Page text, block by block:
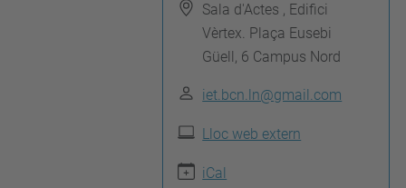
Sala d'Actes , Edifici
Vèrtex. Plaça Eusebi
Güell, 6 Campus Nord
iet.bcn.ln@gmail.com
Lloc web extern
iCal